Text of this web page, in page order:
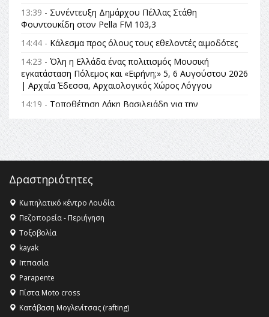
13:39 - Συνέντευξη Δημάρχου Πέλλας Στάθη
Φουντουκίδη στον Pella FM 103,3
14:44 - Κάλεσμα προς όλους τους εθελοντές αιμοδότες
14:23 - Όλη η Ελλάδα ένας πολιτισμός Μουσική
εγκατάσταση Πόλεμος και «Ειρήνη;» 5, 6 Αυγούστου 2026
| Αρχαία Έδεσσα, Αρχαιολογικός Χώρος Λόγγου
14:19 - Τοποθέτηση Λάκη Βασιλειάδη για την
θεσμικές διαδικασίες υπάρχει μόνο η ευθύνη απέναντι
στις επόμενες γενιές»
16:35 -Το πρόγραμμα του ΠΑΟΚ στον δεύτερο γύρο του
16:27 - Όλυμπος: Εντάχθηκε στον Κατάλογο Παγκόσμιας
Κληρονομιάς της UNESCO – Ομόφωνη η απόφαση Ο
Όλυμπος αναγνωρίστηκε ως φυσικό και πολιτιστικό
αγαθό εξέχουσας οικουμενικής αξίας για την
ανθρωπότητα
16:18 -
ΣΤΗΝ ΕΔΕΣΣΑ
Δραστηριότητες
Κωπηλατικό κέντρο Λουδία
Πεζοπορεία - Περιήγηση
Τοξοβολία
kayak
Ιππασία
Parapente
Πίστα Moto cross
Κατάβαση Μογλενίτσας (rafting)